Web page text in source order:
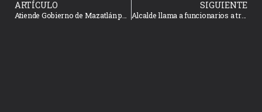
ARTÍCULO SIGUIENTE
Alcalde llama a funcionarios a trabajar con humanidad y respeto a la ciudadanía